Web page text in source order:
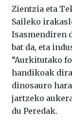
Zientzia eta
Saileko
Isasmendiren
bat da, eta
“Aurkitutako
handikoak
dinosauro
jartzeko
du Peredak.